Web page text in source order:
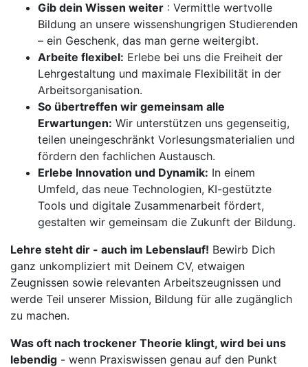
Gib dein Wissen weiter : Vermittle wertvolle
Bildung an unsere wissenshungrigen Studierenden
– ein Geschenk, das man gerne weitergibt.
Arbeite flexibel: Erlebe bei uns die Freiheit der
Lehrgestaltung und maximale Flexibilität in der
Arbeitsorganisation.
So übertreffen wir gemeinsam alle
Erwartungen: Wir unterstützen uns gegenseitig,
teilen uneingeschränkt Vorlesungsmaterialien und
fördern den fachlichen Austausch.
Erlebe Innovation und Dynamik: In einem
Umfeld, das neue Technologien, KI-gestützte
Tools und digitale Zusammenarbeit fördert,
gestalten wir gemeinsam die Zukunft der Bildung.
Lehre steht dir - auch im Lebenslauf! Bewirb Dich
ganz unkompliziert mit Deinem CV, etwaigen
Zeugnissen sowie relevanten Arbeitszeugnissen und
werde Teil unserer Mission, Bildung für alle zugänglich
zu machen.
Was oft nach trockener Theorie klingt, wird bei uns
lebendig - wenn Praxiswissen genau auf den Punkt